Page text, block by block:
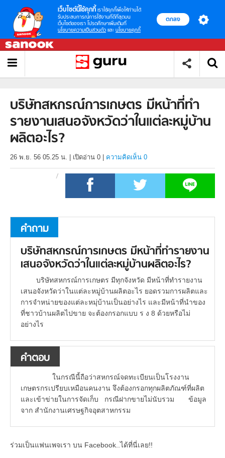
เว็บไซต์นี้ใช้คุกกี้ เราใช้คุกกี้เพื่อให้ท่านได้
รับประสบการณ์การใช้งานที่ดีที่สุดบน
เว็บไซต์ของเรา โปรดศึกษาเพิ่มเติมที่
นโยบายความเป็นส่วนตัว และ นโยบายคุกกี้
ตกลง
บริษัทสหกรณ์การเกษตร มีหน้าที่ทำ
รายงานเสนอจังหวัดว่าในแต่ละหมู่บ้าน
ผลิตอะไร?
26 พ.ย. 56 05.25 น. เปิดอ่าน 0 ความคิดเห็น 0
คำถาม
บริษัทสหกรณ์การเกษตร มีหน้าที่ทำรายงาน
เสนอจังหวัดว่าในแต่ละหมู่บ้านผลิตอะไร?
บริษัทสหกรณ์การเกษตร มีทุกจังหวัด มีหน้าที่ทำรายงาน
เสนอจังหวัดว่าในแต่ละหมู่บ้านผลิตอะไร ยอดรวมการผลิตและ
การจำหน่ายของแต่ละหมุ่บ้านเป็นอย่างไร และมีหน้าที่นำของ
ที่ชาวบ้านผลิตไปขาย จะต้องกรอกแบบ ร ง 8 ด้วยหรือไม่
อย่างไร
คำตอบ
ในกรณีนี้ถือว่าสหกรณ์จดทะเบียนเป็นโรงงาน
เกษตรกรเปรียบเหมือนคนงาน จึงต้องกรอกทุกผลิตภัณฑ์ที่ผลิต
และเข้าข่ายในการจัดเก็บ กรณีฝากขายไม่นับรวม ข้อมูล
จาก สำนักงานเศรษฐกิจอุตสาหกรรม
ร่วมเป็นแฟนเพจเรา บน Facebook..ได้ที่นี่เลย!!